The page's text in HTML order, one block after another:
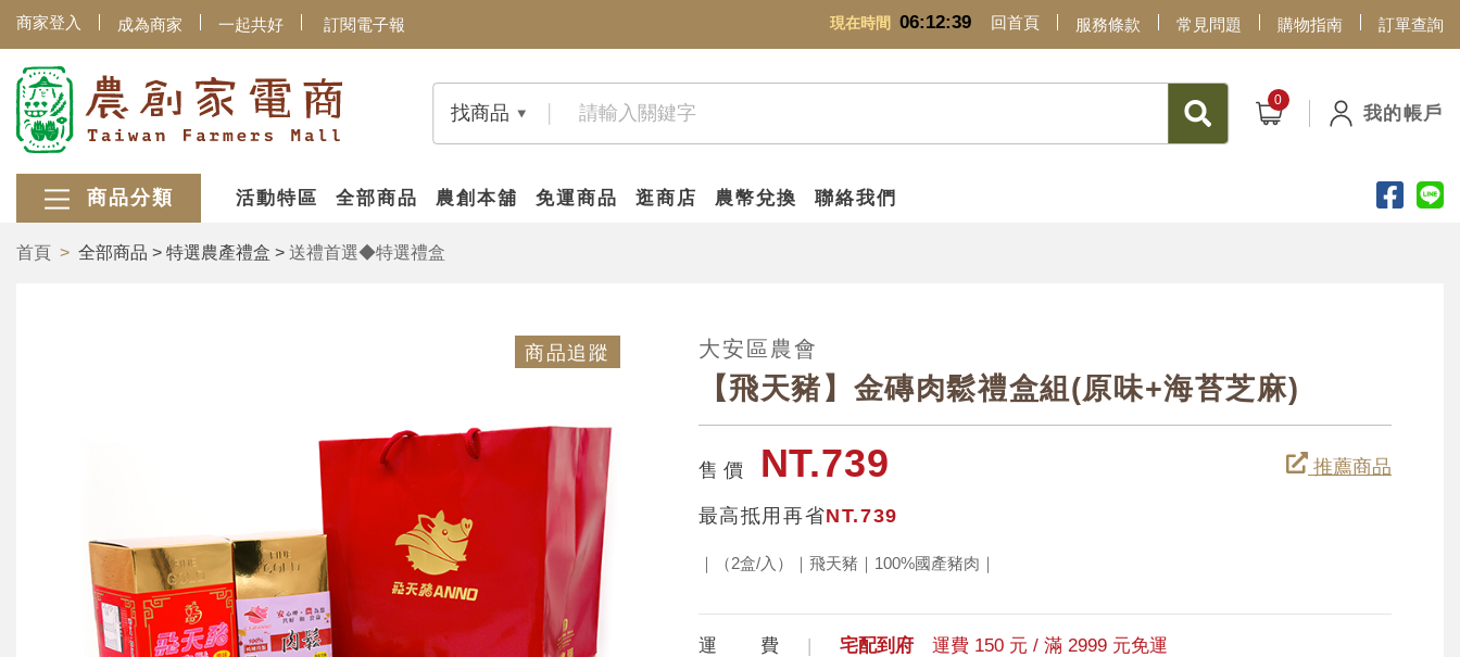
現在時間 06:12:40
商家登入 成為商家 一起共好 訂閱電子報 回首頁 服務條款 常見問題 購物指南 訂單查詢
找商品 我的帳戶
商品分類 活動特區 全部商品 農創本舖 免運商品 逛商店 農幣兌換 聯絡我們
首頁 全部商品 > 特選農產禮盒 > 送禮首選◆特選禮盒
商品追蹤 大安區農會
【飛天豬】金磚肉鬆禮盒組(原味+海苔芝麻)
推薦商品
售 價 NT.739
最高抵用再省NT.739
｜（2盒/入）｜飛天豬｜100%國產豬肉｜
運 費 宅配到府 運費 150 元 / 滿 2999 元免運